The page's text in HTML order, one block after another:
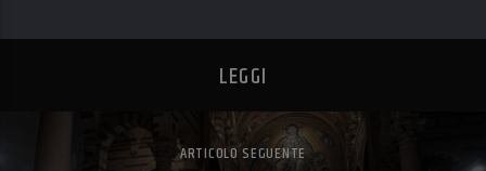
LEGGI
ARTICOLO SEGUENTE